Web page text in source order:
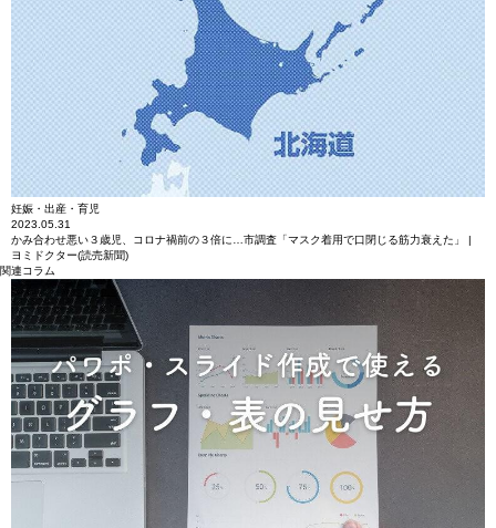
妊娠・出産・育児
2023.05.31
かみ合わせ悪い３歳児、コロナ禍前の３倍に…市調査「マスク着用で口閉じる筋力衰えた」 |
ヨミドクター(読売新聞)
関連コラム